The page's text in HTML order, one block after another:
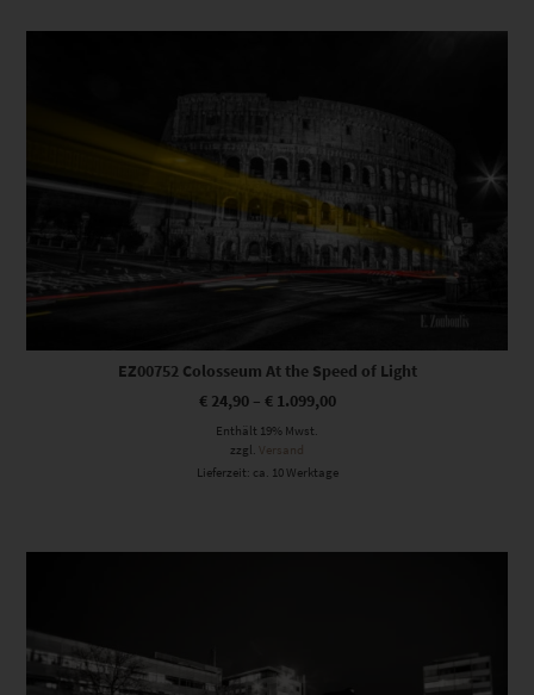
Dieses Produkt weist mehrere Varianten auf. Die Optionen können auf der Produktseite gewählt werden
EZ00752 Colosseum At the Speed of Light
€24,90– €1.099,00
Enthält 19% Mwst.
zzgl. Versand
Lieferzeit: ca. 10 Werktage
Dieses Produkt weist mehrere Varianten auf. Die Optionen können auf der Produktseite gewählt werden